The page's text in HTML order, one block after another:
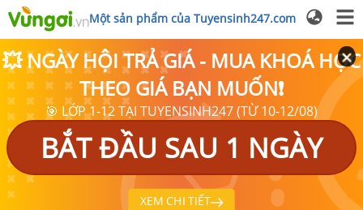
Một sản phẩm của Tuyensinh247.com
💥 NGÀY HỘI TRẢ GIÁ - MUA KHOÁ HỌC
THEO GIÁ BẠN MUỐN❗
🎯 LỚP 1-12 TẠI TUYENSINH247 (TỪ 10-12/08)
BẮT ĐẦU SAU 1 NGÀY
XEM CHI TIẾT